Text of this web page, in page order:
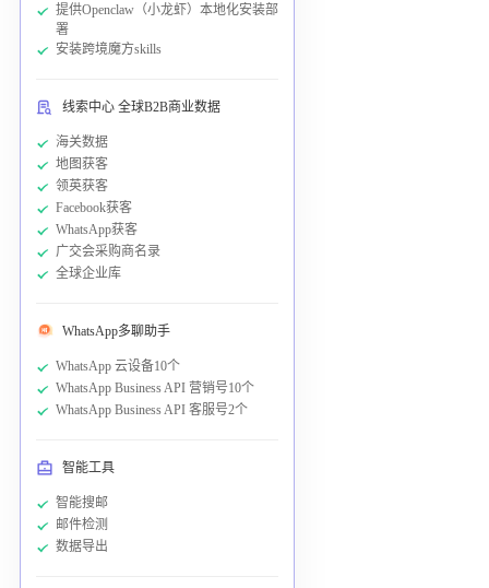
提供Openclaw（小龙虾）本地化安装部
署
安装跨境魔方skills
线索中心 全球B2B商业数据
海关数据
地图获客
领英获客
Facebook获客
WhatsApp获客
广交会采购商名录
全球企业库
WhatsApp多聊助手
WhatsApp 云设备10个
WhatsApp Business API 营销号10个
WhatsApp Business API 客服号2个
智能工具
智能搜邮
邮件检测
数据导出